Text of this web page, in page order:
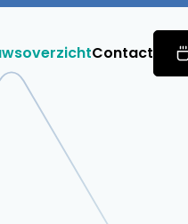
Contact